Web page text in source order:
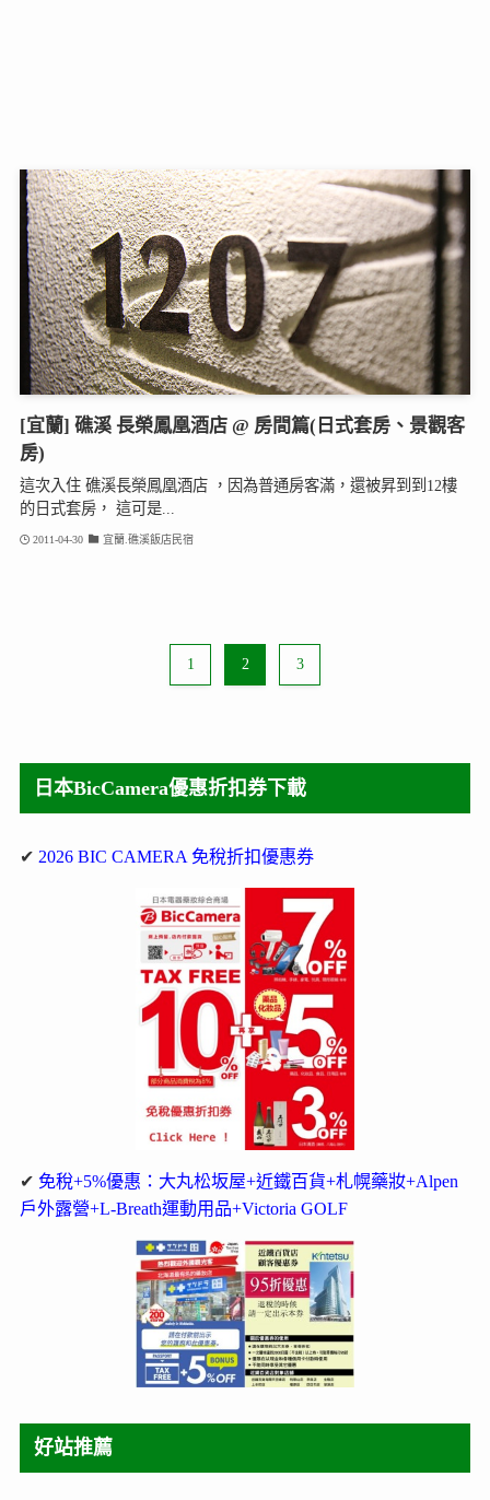
[宜蘭] 礁溪 長榮鳳凰酒店 @ 房間篇(日式套房、景觀客
房)
這次入住 礁溪長榮鳳凰酒店 ，因為普通房客滿，還被昇到到12樓
的日式套房， 這可是...
2011-04-30 宜蘭.礁溪飯店民宿
1 2 3
日本BicCamera優惠折扣券下載
✔ 2026 BIC CAMERA 免稅折扣優惠券
✔ 免稅+5%優惠：大丸松坂屋+近鐵百貨+札幌藥妝+Alpen
戶外露營+L-Breath運動用品+Victoria GOLF
好站推薦